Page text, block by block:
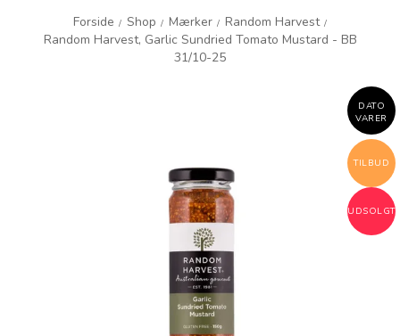
Forside / Shop / Mærker / Random Harvest /
Random Harvest, Garlic Sundried Tomato Mustard - BB
31/10-25
DATO
VARER
TILBUD
UDSOLGT